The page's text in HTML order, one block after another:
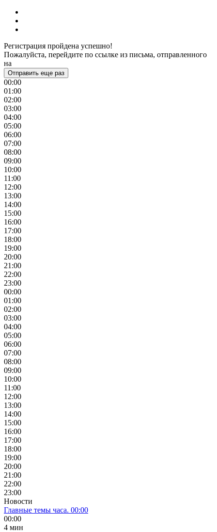
Регистрация пройдена успешно!
Пожалуйста, перейдите по ссылке из письма, отправленного
на
Отправить еще раз
00:00
01:00
02:00
03:00
04:00
05:00
06:00
07:00
08:00
09:00
10:00
11:00
12:00
13:00
14:00
15:00
16:00
17:00
18:00
19:00
20:00
21:00
22:00
23:00
00:00
01:00
02:00
03:00
04:00
05:00
06:00
07:00
08:00
09:00
10:00
11:00
12:00
13:00
14:00
15:00
16:00
17:00
18:00
19:00
20:00
21:00
22:00
23:00
Новости
Главные темы часа. 00:00
00:00
4 мин